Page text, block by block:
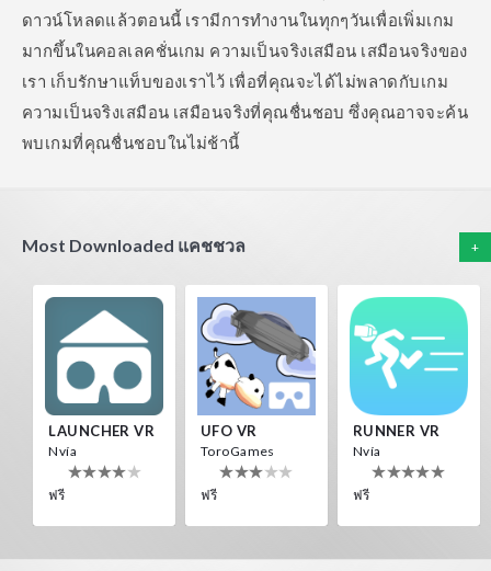
ดาวน์โหลดแล้วตอนนี้ เรามีการทำงานในทุกๆวันเพื่อเพิ่มเกม
มากขึ้นในคอลเลคชั่นเกม ความเป็นจริงเสมือน เสมือนจริงของ
เรา เก็บรักษาแท็บของเราไว้ เพื่อที่คุณจะได้ไม่พลาดกับเกม
ความเป็นจริงเสมือน เสมือนจริงที่คุณชื่นชอบ ซึ่งคุณอาจจะค้น
พบเกมที่คุณชื่นชอบในไม่ช้านี้
+
Most Downloaded แคชชวล
LAUNCHER VR
Nvía
ฟรี
UFO VR
ToroGames
ฟรี
RUNNER VR
Nvía
ฟรี